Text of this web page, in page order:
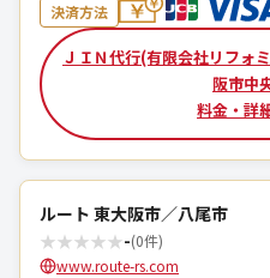
決済方法
ＪＩＮ代行(有限会社リフォ
阪市中
料金・詳
ルート 東大阪市／八尾市
★★★★★-(0件)
www.route-rs.com